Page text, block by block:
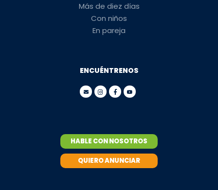
Más de diez días
Con niños
En pareja
ENCUÉNTRENOS
HABLE CON NOSOTROS
QUIERO ANUNCIAR